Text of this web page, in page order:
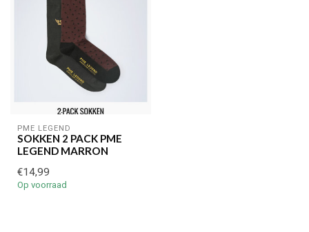
PME LEGEND
SOKKEN 2 PACK PME
LEGEND MARRON
€14,99
Op voorraad